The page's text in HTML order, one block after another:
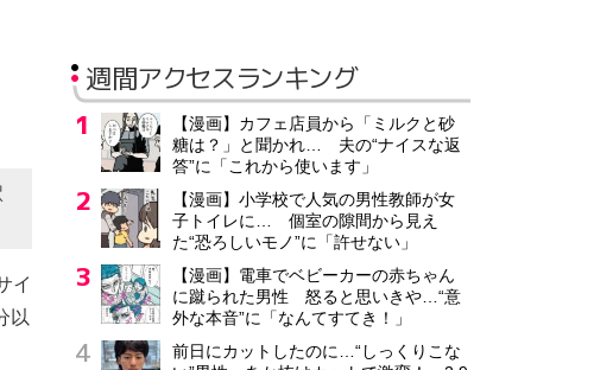
イ
以
週間アクセスランキング
【漫画】カフェ店員から「ミルクと砂
糖は？」と聞かれ… 夫の“ナイスな返
答”に「これから使います」
【漫画】小学校で人気の男性教師が女
子トイレに… 個室の隙間から見え
た“恐ろしいモノ”に「許せない」
【漫画】電車でベビーカーの赤ちゃん
に蹴られた男性 怒ると思いきや…“意
外な本音”に「なんてすてき！」
前日にカットしたのに…“しっくりこな